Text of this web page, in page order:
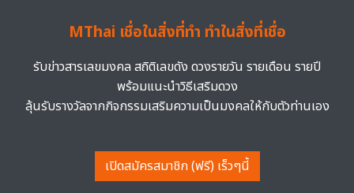
MThai เชื่อในสิ่งที่ทำ ทำในสิ่งที่เชื่อ
รับข่าวสารเลขมงคล สถิติเลขดัง ดวงรายวัน รายเดือน รายปี
พร้อมแนะนำวิธีเสริมดวง
ลุ้นรับรางวัลจากกิจกรรมเสริมความเป็นมงคลให้กับตัวท่านเอง
เปิดสมัครสมาชิก (ฟรี) เร็วๆนี้